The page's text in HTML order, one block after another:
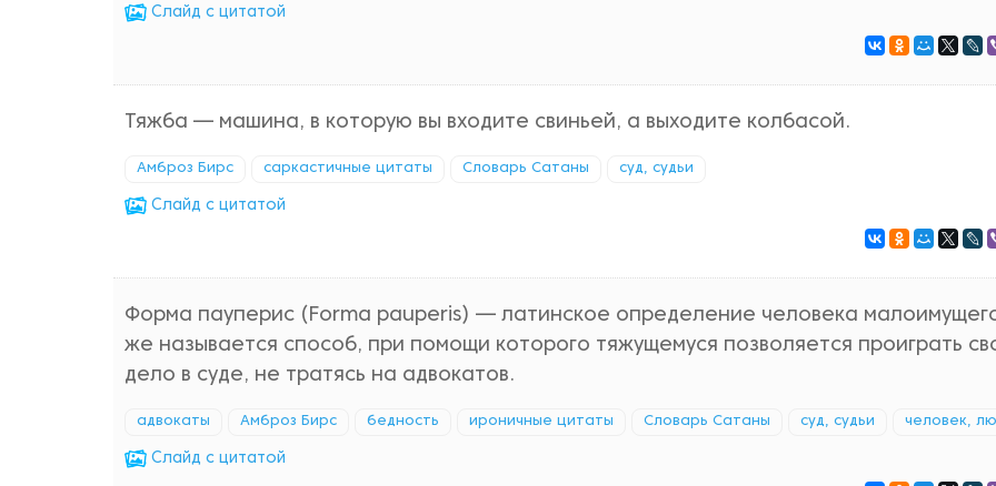
Cлайд с цитатой
Тяжба — машина, в которую вы входите свиньей, а выходите колбасой.
Амброз Бирс саркастичные цитаты Словарь Сатаны суд, судьи
Cлайд с цитатой
Форма пауперис (Forma pauperis) — латинское определение человека
же называется способ, при помощи которого тяжущемуся позволяется проиграть
дело в суде, не тратясь на адвокатов.
адвокаты Амброз Бирс бедность ироничные цитаты Словарь Сатаны суд, судьи человек,
Cлайд с цитатой